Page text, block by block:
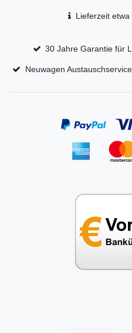
Lieferzeit
30 Jahre Garantie für
Neuwagen